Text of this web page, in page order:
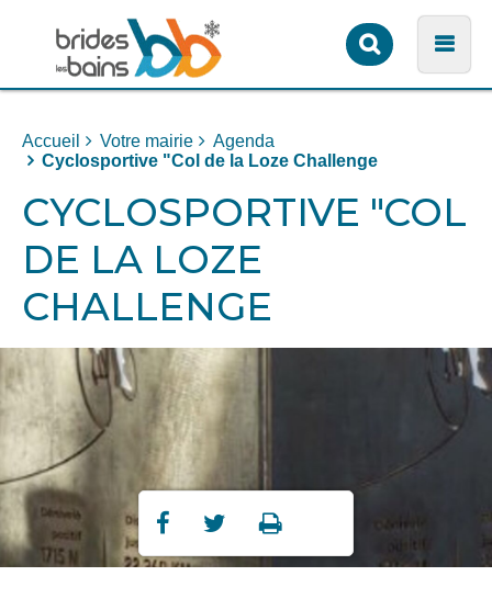
Formulaire
de
Accueil Votre mairie
Agenda
Cyclosportive "Col de la Loze Challenge
CYCLOSPORTIVE "COL
DE LA LOZE
CHALLENGE

Partager
sur

Partager
sur
Imprimer